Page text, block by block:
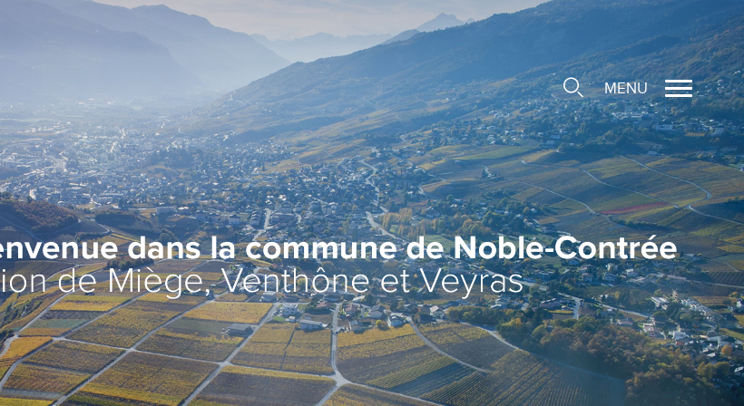
Administration
Autorités
Administration communale
Guichet d’accueil
Finances et fiscalité
Edilité et constructions
Travaux publics
Vie locale
Associations/Sociétés locales
Economie
Ecoles et Structure d'Accueil de
l'Enfance
Santé et social
Vie religieuse
>
MENU